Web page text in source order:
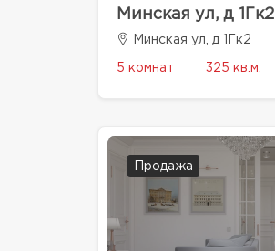
Минская ул, д 1Гк2
Минская ул, д 1Гк2
5 комнат 325 кв.м.
Продажа